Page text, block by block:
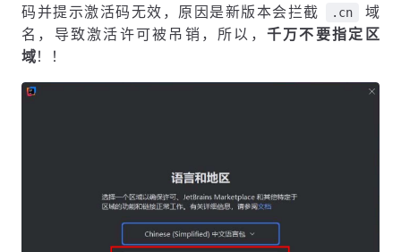
码并提示激活码无效，原因是新版本会拦截
.cn
域
名，导致激活许可被吊销，所以， 千万不要指定区
域！！